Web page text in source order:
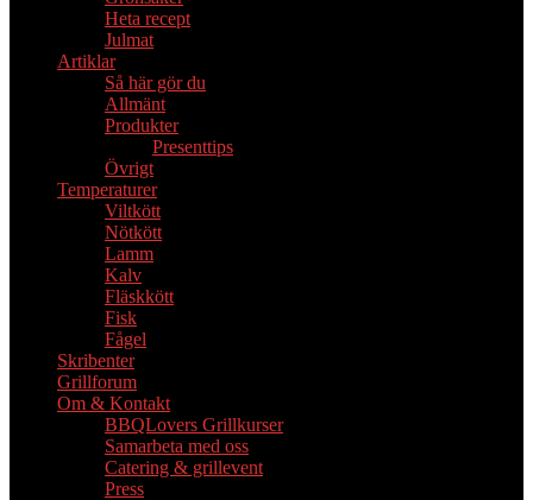
Heta recept
Julmat
Artiklar
Så här gör du
Allmänt
Produkter
Presenttips
Övrigt
Temperaturer
Viltkött
Nötkött
Lamm
Kalv
Fläskkött
Fisk
Fågel
Skribenter
Grillforum
Om & Kontakt
BBQLovers Grillkurser
Samarbeta med oss
Catering & grillevent
Press